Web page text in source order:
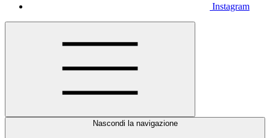
Instagram
Nascondi la navigazione